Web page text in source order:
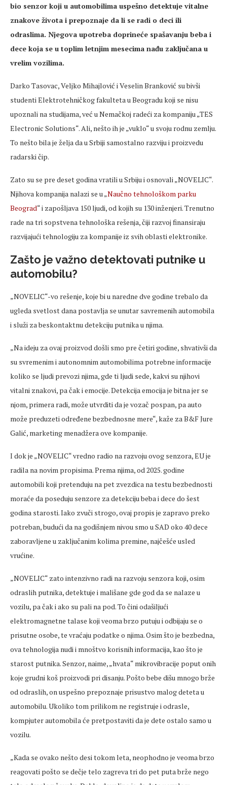
bio senzor koji u automobilima uspešno detektuje vitalne
znakove života i prepoznaje da li se radi o deci ili
odraslima. Njegova upotreba doprineće spašavanju beba i
dece koja se u toplim letnjim mesecima nađu zaključana u
vrelim vozilima.
Darko Tasovac, Veljko Mihajlović i Veselin Branković su bivši
studenti Elektrotehničkog fakulteta u Beogradu koji se nisu
upoznali na studijama, već u Nemačkoj radeći za kompaniju „TES
Electronic Solutions“. Ali, nešto ih je „vuklo“ u svoju rodnu zemlju.
To nešto bila je želja da u Srbiji samostalno razviju i proizvedu
radarski čip.
Zato su se pre deset godina vratili u Srbiju i osnovali „NOVELIC“.
Njihova kompanija nalazi se u „Naučno tehnološkom parku
Beograd“ i zapošljava 150 ljudi, od kojih su 130 inženjeri. Trenutno
rade na tri sopstvena tehnološka rešenja, čiji razvoj finansiraju
razvijajući tehnologiju za kompanije iz svih oblasti elektronike.
Zašto je važno detektovati putnike u
automobilu?
„NOVELIC“-vo rešenje, koje bi u naredne dve godine trebalo da
ugleda svetlost dana postavlja se unutar savremenih automobila
i služi za beskontaktnu detekciju putnika u njima.
„Na ideju za ovaj proizvod došli smo pre četiri godine, shvativši da
su svremenim i autonomnim automobilima potrebne informacije
koliko se ljudi prevozi njima, gde ti ljudi sede, kakvi su njihovi
vitalni znakovi, pa čak i emocije. Detekcija emocija je bitna jer se
njom, primera radi, može utvrditi da je vozač pospan, pa auto
može preduzeti određene bezbednosne mere“, kaže za B&F Jure
Galić, marketing menadžera ove kompanije.
I dok je „NOVELIC“ vredno radio na razvoju ovog senzora, EU je
radila na novim propisima. Prema njima, od 2025. godine
automobili koji pretenduju na pet zvezdica na testu bezbednosti
moraće da poseduju senzore za detekciju beba i dece do šest
godina starosti. Iako zvuči strogo, ovaj propis je zapravo preko
potreban, budući da na godišnjem nivou smo u SAD oko 40 dece
zaboravljene u zaključanim kolima premine, najčešće usled
vrućine.
„NOVELIC“ zato intenzivno radi na razvoju senzora koji, osim
odraslih putnika, detektuje i mališane gde god da se nalaze u
vozilu, pa čak i ako su pali na pod. To čini odašiljući
elektromagnetne talase koji veoma brzo putuju i odbijaju se o
prisutne osobe, te vraćaju podatke o njima. Osim što je bezbedna,
ova tehnologija nudi i mnoštvo korisnih informacija, kao što je
starost putnika. Senzor, naime, „hvata“ mikrovibracije poput onih
koje grudni koš proizvodi pri disanju. Pošto bebe dišu mnogo brže
od odraslih, on uspešno prepoznaje prisustvo malog deteta u
automobilu. Ukoliko tom prilikom ne registruje i odrasle,
kompjuter automobila će pretpostaviti da je dete ostalo samo u
vozilu.
„Kada se ovako nešto desi tokom leta, neophodno je veoma brzo
reagovati pošto se dečje telo zagreva tri do pet puta brže nego